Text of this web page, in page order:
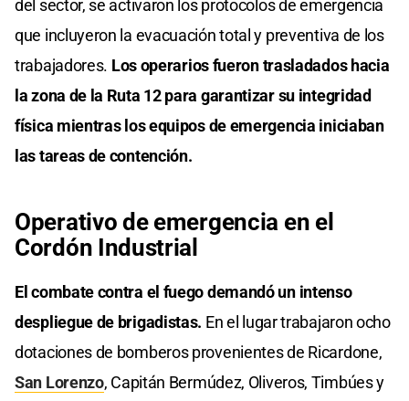
del sector, se activaron los protocolos de emergencia
que incluyeron la evacuación total y preventiva de los
trabajadores. Los operarios fueron trasladados hacia
la zona de la Ruta 12 para garantizar su integridad
física mientras los equipos de emergencia iniciaban
las tareas de contención.
Operativo de emergencia en el
Cordón Industrial
El combate contra el fuego demandó un intenso
despliegue de brigadistas. En el lugar trabajaron ocho
dotaciones de bomberos provenientes de Ricardone,
San Lorenzo, Capitán Bermúdez, Oliveros, Timbúes y